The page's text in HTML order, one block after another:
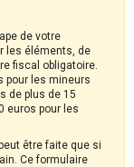
de votre
les éléments, de
fiscal obligatoire.
pour les mineurs
de plus de 15
euros pour les
être faite que si
Ce formulaire